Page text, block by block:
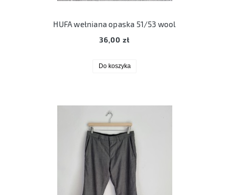
HUFA wełniana opaska 51/53 wool
36,00 zł
Do koszyka